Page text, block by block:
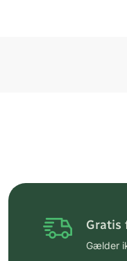
Gratis
Gælder